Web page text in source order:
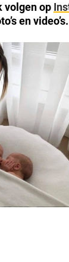
volgen op
en video’s.